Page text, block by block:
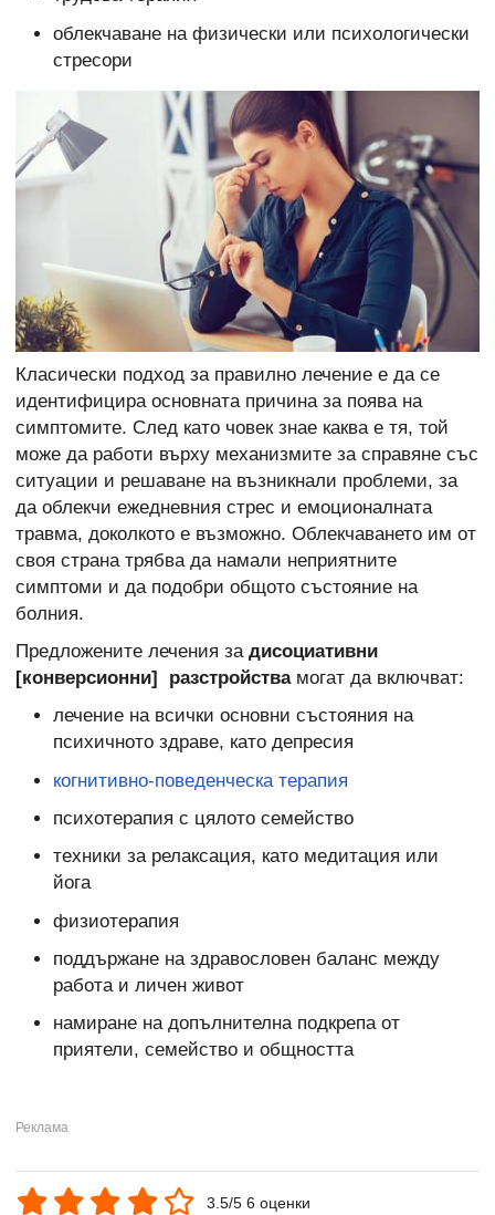
облекчаване на физически или психологически
стресори
Класически подход за правилно лечение е да се
идентифицира основната причина за поява на
симптомите. След като човек знае каква е тя, той
може да работи върху механизмите за справяне със
ситуации и решаване на възникнали проблеми, за
да облекчи ежедневния стрес и емоционалната
травма, доколкото е възможно. Облекчаването им от
своя страна трябва да намали неприятните
симптоми и да подобри общото състояние на
болния.
Предложените лечения за дисоциативни
[конверсионни] разстройствамогат да включват:
лечение на всички основни състояния на
психичното здраве, като депресия
когнитивно-поведенческа терапия
психотерапия с цялото семейство
техники за релаксация, като медитация или
йога
физиотерапия
поддържане на здравословен баланс между
работа и личен живот
намиране на допълнителна подкрепа от
приятели, семейство и общността
3.5/5 6 оценки